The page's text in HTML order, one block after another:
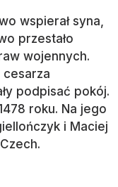
wspierał syna,
przestało
wojennych.
podpisać pokój.
roku. Na jego
i Maciej